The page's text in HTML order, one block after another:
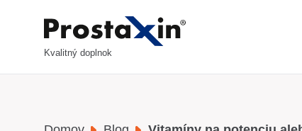
Kvalitný doplnok